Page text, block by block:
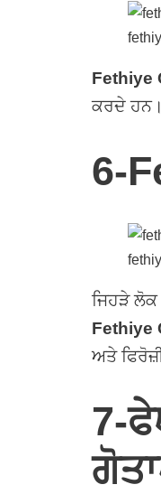
Fethiye
ਕਰਦੇ
6-
ਜਿਹੜੇ
Fethiye
ਅਤੇ
7-